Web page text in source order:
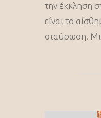
την έκκληση
είναι το
σταύρωση.